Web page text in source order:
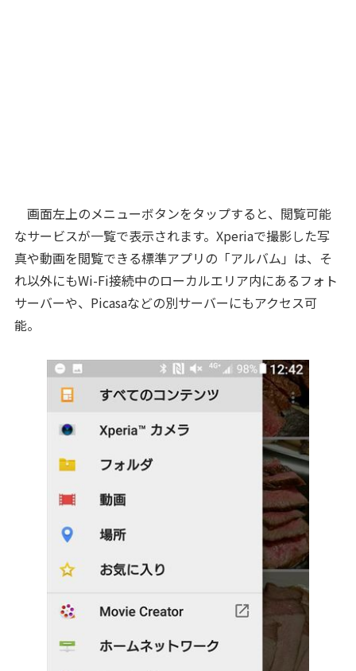
画面左上のメニューボタンをタップすると、閲覧可能
なサービスが一覧で表示されます。Xperiaで撮影した写
真や動画を閲覧できる標準アプリの「アルバム」は、そ
れ以外にもWi-Fi接続中のローカルエリア内にあるフォト
サーバーや、Picasaなどの別サーバーにもアクセス可
能。